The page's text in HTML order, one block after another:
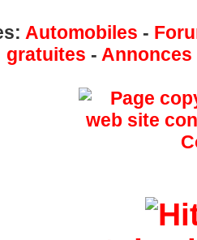
Automobiles -
gratuites -